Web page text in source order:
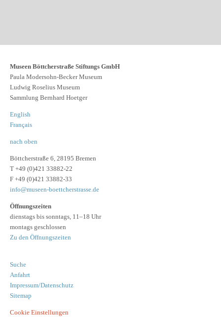
Museen Böttcherstraße Stiftungs GmbH
Paula Modersohn-Becker Museum
Ludwig Roselius Museum
Sammlung Bernhard Hoetger
English
Français
nach oben
Böttcherstraße 6, 28195 Bremen
T +49 (0)421 33882-22
F +49 (0)421 33882-33
info@museen-boettcherstrasse.de
Öffnungszeiten
dienstags bis sonntags, 11–18 Uhr
montags geschlossen
Zu den Öffnungszeiten
Suche
Anfahrt
Impressum/Datenschutz
Sitemap
Cookie Einstellungen